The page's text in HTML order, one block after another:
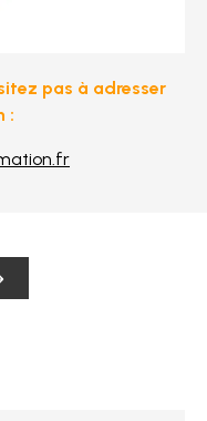
pas à adresser
: